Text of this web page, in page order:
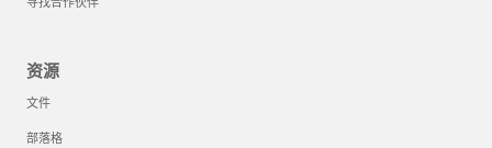
资源
文件
部落格